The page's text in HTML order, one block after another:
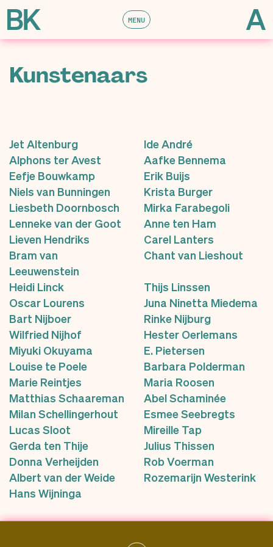
MENU
Kunstenaars
Jet Altenburg
Ide André
Alphons ter Avest
Aafke Bennema
Eefje Bouwkamp
Erik Buijs
Niels van Bunningen
Krista Burger
Liesbeth Doornbosch
Mirka Farabegoli
Lenneke van der Goot
Anne ten Ham
Lieven Hendriks
Carel Lanters
Bram van
Leeuwenstein
Chant van Lieshout
Heidi Linck
Thijs Linssen
Oscar Lourens
Juna Ninetta Miedema
Bart Nijboer
Rinke Nijburg
Wilfried Nijhof
Hester Oerlemans
Miyuki Okuyama
E. Pietersen
Louise te Poele
Barbara Polderman
Marie Reintjes
Maria Roosen
Matthias Schaareman
Abel Schaminée
Milan Schellingerhout
Esmee Seebregts
Lucas Sloot
Mireille Tap
Gerda ten Thije
Julius Thissen
Donna Verheijden
Rob Voerman
Albert van der Weide
Rozemarijn Westerink
Hans Wijninga